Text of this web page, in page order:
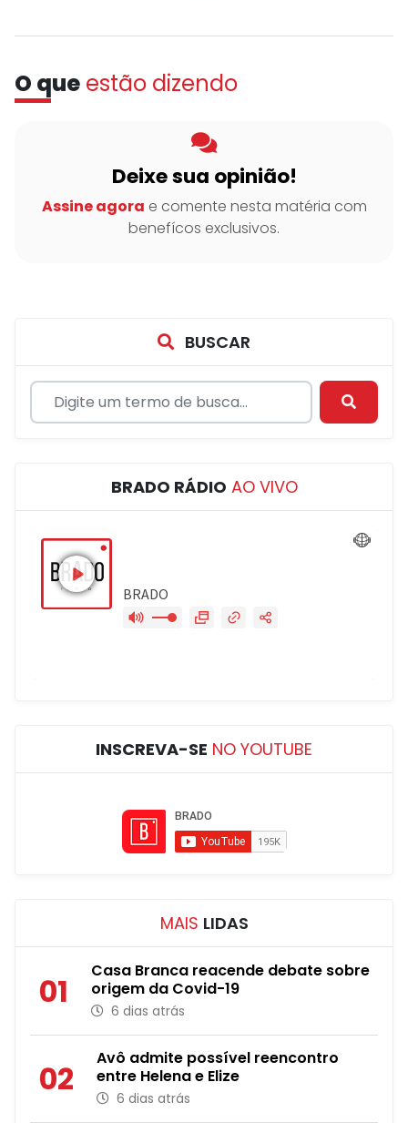
O que estão dizendo
Deixe sua opinião!
Assine agora e comente nesta matéria com
benefícos exclusivos.
BUSCAR
BRADO RÁDIO AO VIVO
INSCREVA-SE NO YOUTUBE
MAIS LIDAS
01
Casa Branca reacende debate sobre
origem da Covid-19
6 dias atrás
02
Avô admite possível reencontro
entre Helena e Elize
6 dias atrás